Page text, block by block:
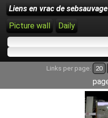
Liens en vrac de sebsauvage
Picture wall
Daily
Links per page: 20